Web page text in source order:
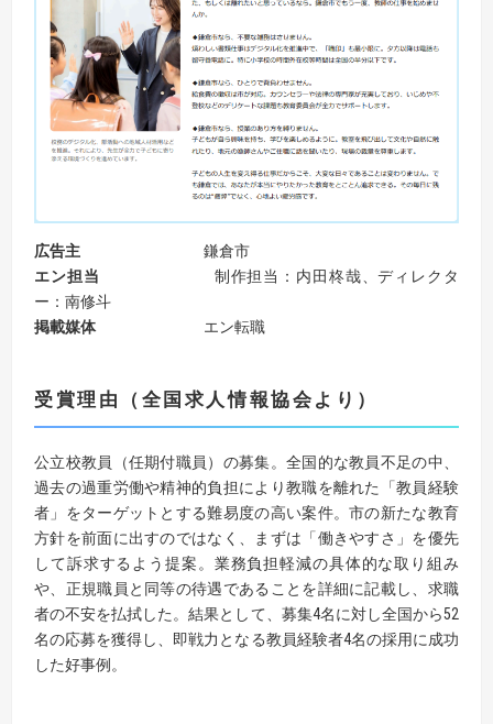
広告主
鎌倉市
エン担当 制作担当：内田柊哉、ディレクタ
ー：南修斗
掲載媒体
エン転職
受賞理由（全国求人情報協会より）
公立校教員（任期付職員）の募集。全国的な教員不足の中、
過去の過重労働や精神的負担により教職を離れた「教員経験
者」をターゲットとする難易度の高い案件。市の新たな教育
方針を前面に出すのではなく、まずは「働きやすさ」を優先
して訴求するよう提案。業務負担軽減の具体的な取り組み
や、正規職員と同等の待遇であることを詳細に記載し、求職
者の不安を払拭した。結果として、募集4名に対し全国から52
名の応募を獲得し、即戦力となる教員経験者4名の採用に成功
した好事例。